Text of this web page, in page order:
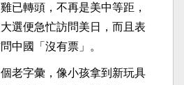
已轉頭，不再是美中等距，
選便急忙訪問美日，而且表
中國「沒有票」。
老字彙，像小孩拿到新玩具